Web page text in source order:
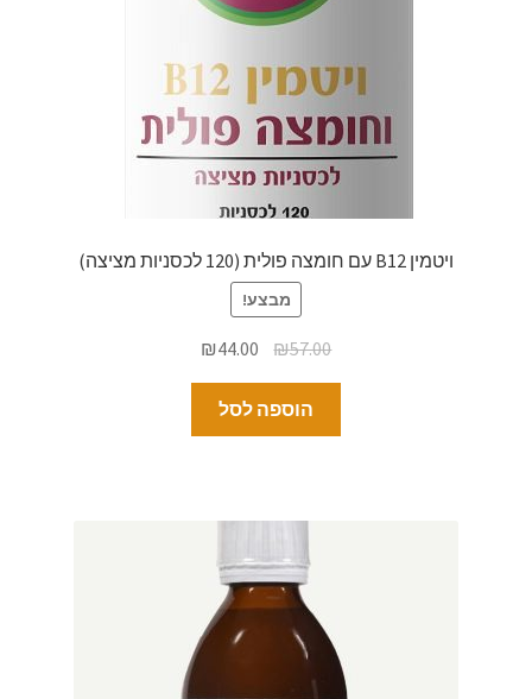
ויטמין B12 עם חומצה פולית (120 לכסניות מציצה)
מבצע!
₪57.00
₪44.00
הוספה לסל